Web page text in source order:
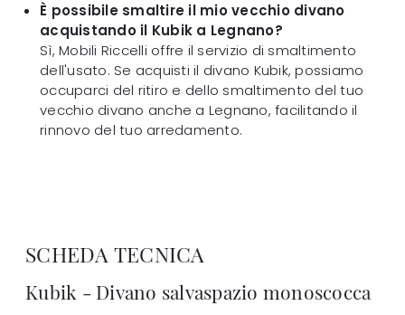
È possibile smaltire il mio vecchio divano
acquistando il Kubik a Legnano?
Sì, Mobili Riccelli offre il servizio di smaltimento
dell'usato. Se acquisti il divano Kubik, possiamo
occuparci del ritiro e dello smaltimento del tuo
vecchio divano anche a Legnano, facilitando il
rinnovo del tuo arredamento.
SCHEDA TECNICA
Kubik - Divano salvaspazio monoscocca